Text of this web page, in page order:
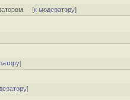
[к модератору]
]
]